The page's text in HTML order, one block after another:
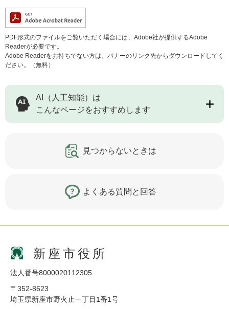
PDF形式のファイルをご覧いただく場合には、Adobe社が提供するAdobe
Readerが必要です。
Adobe Readerをお持ちでない方は、バナーのリンク先からダウンロードしてく
ださい。（無料）
AI（人工知能）は
こんなページをおすすめします
見つからないときは
よくある質問と回答
新座市役所
法人番号8000020112305
〒352-8623
埼玉県新座市野火止一丁目1番1号